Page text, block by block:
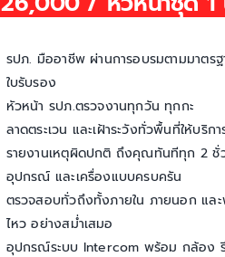
รปภ. มืออาชีพ ผ่านการอบรมตามมาตรฐ
ใบรับรอง
หัวหน้า รปภ.ตรวจงานทุกวัน ทุกกะ
ลาดตระเวน และเฝ้าระวังทั่วพื้นที่ให้บริกา
รายงานเหตุผิดปกติ ถึงคุณทันทีทุก 2 ชั่
อุปกรณ์ และเครื่องแบบครบครัน
ตรวจสอบทั่วถึงทั้งภายใน ภายนอก แล
ไหว อย่างสม่ำเสมอ
อุปกรณ์ระบบ Intercom พร้อม กล้อง รี